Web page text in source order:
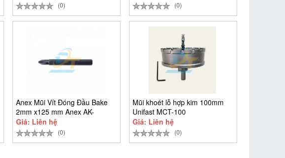
(0) (0)
Anex Mũi Vít Đóng Đầu Bake
2mm x125 mm Anex AK-
22P+2x65
Giá: Liên hệ
(0)
Mũi khoét lỗ hợp kim 100mm
Unifast MCT-100
Giá: Liên hệ
(0)